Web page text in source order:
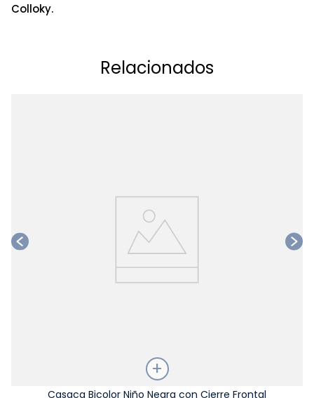
Colloky.
Relacionados
Casaca Bicolor Niño Negra con Cierre Frontal